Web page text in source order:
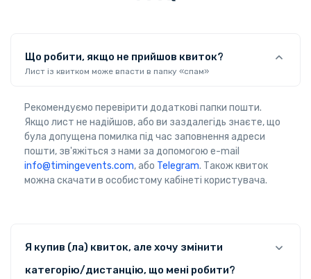
Що робити, якщо не прийшов квиток?
Лист із квитком може впасти в папку «спам»
Рекомендуємо перевірити додаткові папки пошти.
Якщо лист не надійшов, або ви заздалегідь знаєте, що
була допущена помилка під час заповнення адреси
пошти, зв'яжіться з нами за допомогою e-mail
info@timingevents.com, або Telegram. Також квиток
можна скачати в особистому кабінеті користувача.
Я купив (ла) квиток, але хочу змінити
категорію/дистанцію, що мені робити?